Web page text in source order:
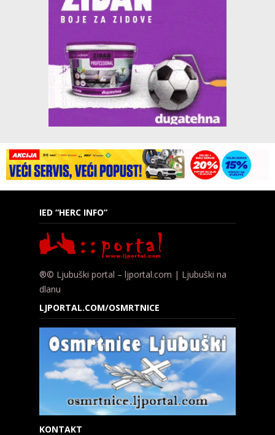
IED “HERC INFO”
®© Ljubuški portal – ljportal.com | Ljubuški na
dlanu
LJPORTAL.COM/OSMRTNICE
KONTAKT